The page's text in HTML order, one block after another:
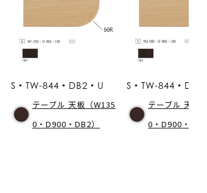
S・TW-844・DB2・U
テーブル 天板（W135
0・D900・DB2）
S・TW-844・DB2
テーブル 天板
0・D900・